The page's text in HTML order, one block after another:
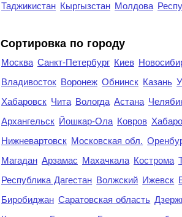
Таджикистан Кыргызстан Молдова
Cортировка по городу
Москва Санкт-Петербург Киев
Владивосток Воронеж Обнинск Казань
Хабаровск Чита Вологда Астана
Архангельск Йошкар-Ола Ковров
Нижневартовск Московская обл.
Магадан Арзамас Махачкала Кострома
Республика Дагестан Волжский Ижевск
Биробиджан Саратовская область